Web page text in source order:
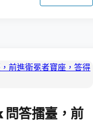
問答擂臺，前